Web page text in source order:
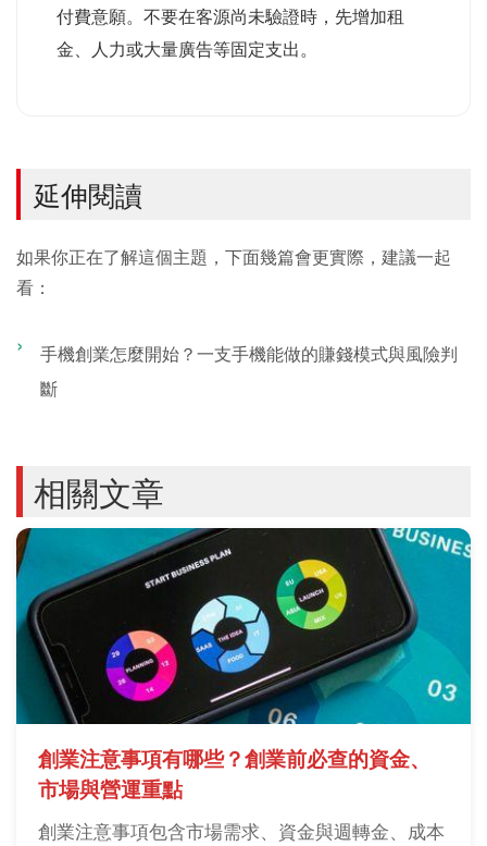
付費意願。不要在客源尚未驗證時，先增加租
金、人力或大量廣告等固定支出。
延伸閱讀
如果你正在了解這個主題，下面幾篇會更實際，建議一起
看：
手機創業怎麼開始？一支手機能做的賺錢模式與風險判
斷
相關文章
創業注意事項有哪些？創業前必查的資金、
市場與營運重點
創業注意事項包含市場需求、資金與週轉金、成本